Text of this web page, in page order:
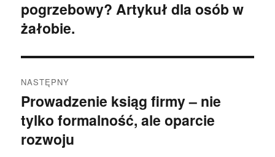
wpis:
pogrzebowy? Artykuł dla osób w
żałobie.
NASTĘPNY
Następny
wpis:
Prowadzenie ksiąg firmy – nie
tylko formalność, ale oparcie
rozwoju